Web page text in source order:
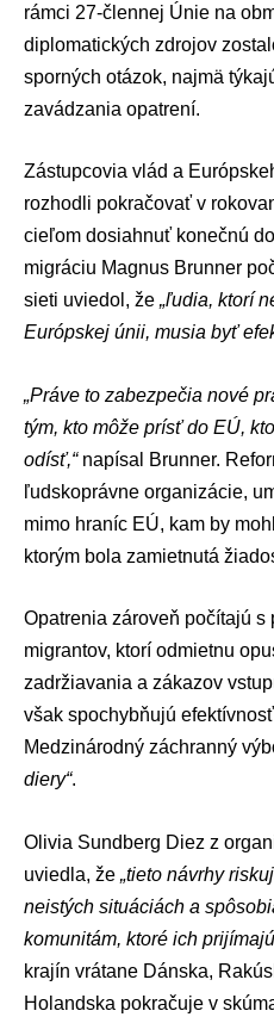
rámci 27-člennej Únie na
diplomatických zdrojov
sporných otázok, najmä
zavádzania opatrení.
Zástupcovia vlád a
rozhodli pokračovať v
cieľom dosiahnuť konečnú
migráciu Magnus Brunner
sieti uviedol, že „ľudia, ktorí
Európskej únii, musia byť
„Práve to zabezpečia nové
tým, kto môže prísť do EÚ,
odísť,“napísal Brunner.
ľudskoprávne organizácie,
mimo hraníc EÚ, kam by
ktorým bola zamietnutá
Opatrenia zároveň počítajú
migrantov, ktorí odmietnu
zadržiavania a zákazov
však spochybňujú
Medzinárodný záchranný
diery“.
Olivia Sundberg Diez z
uviedla, že „tieto návrhy
neistých situáciách a
komunitám, ktoré ich
krajín vrátane Dánska,
Holandska pokračuje v